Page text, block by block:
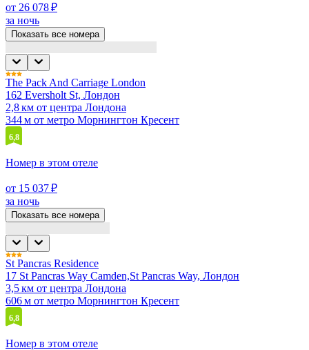
от 26 078 ₽
за ночь
Показать все номера
The Pack And Carriage London
162 Eversholt St, Лондон
2,8 км от центра Лондона
344 м от метро Морнингтон Кресент
6,8
Номер в этом отеле
от 15 037 ₽
за ночь
Показать все номера
St Pancras Residence
17 St Pancras Way Camden,St Pancras Way, Лондон
3,5 км от центра Лондона
606 м от метро Морнингтон Кресент
6,8
Номер в этом отеле